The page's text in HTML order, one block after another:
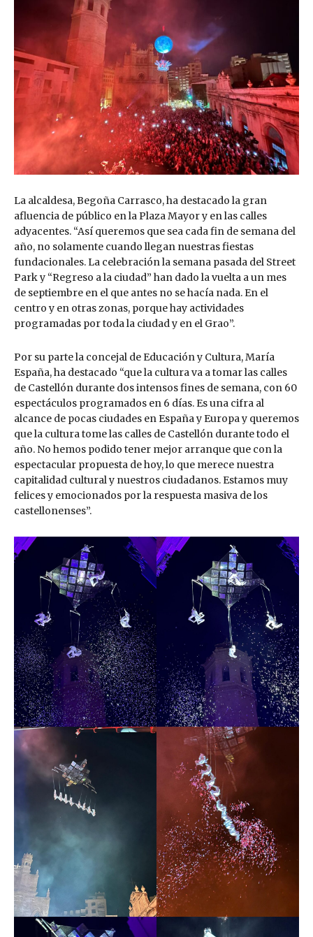
La alcaldesa, Begoña Carrasco, ha destacado la gran
afluencia de público en la Plaza Mayor y en las calles
adyacentes. “Así queremos que sea cada fin de semana del
año, no solamente cuando llegan nuestras fiestas
fundacionales. La celebración la semana pasada del Street
Park y “Regreso a la ciudad” han dado la vuelta a un mes
de septiembre en el que antes no se hacía nada. En el
centro y en otras zonas, porque hay actividades
programadas por toda la ciudad y en el Grao”.
Por su parte la concejal de Educación y Cultura, María
España, ha destacado “que la cultura va a tomar las calles
de Castellón durante dos intensos fines de semana, con 60
espectáculos programados en 6 días. Es una cifra al
alcance de pocas ciudades en España y Europa y queremos
que la cultura tome las calles de Castellón durante todo el
año. No hemos podido tener mejor arranque que con la
espectacular propuesta de hoy, lo que merece nuestra
capitalidad cultural y nuestros ciudadanos. Estamos muy
felices y emocionados por la respuesta masiva de los
castellonenses”.